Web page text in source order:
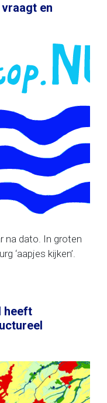
en
na dato. In groten
‘aapjes kijken’.
heeft